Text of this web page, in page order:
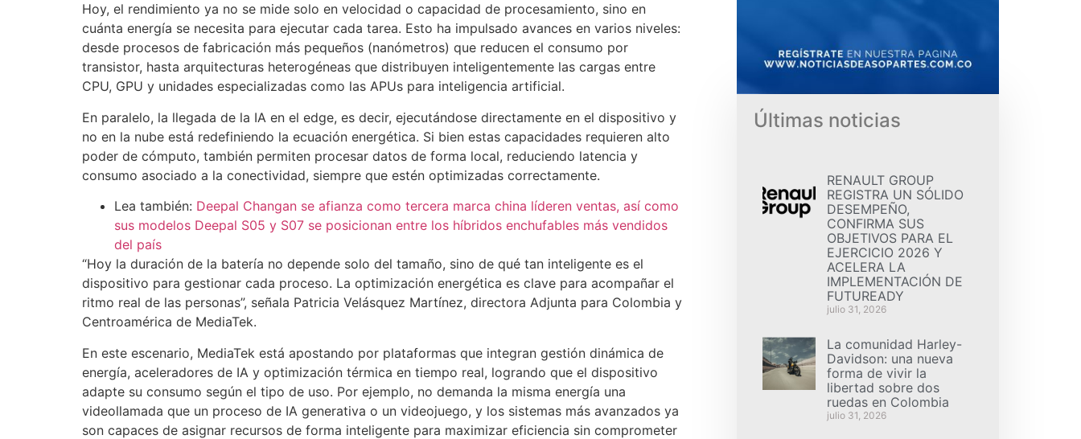
Hoy, el rendimiento ya no se mide solo en velocidad o capacidad de procesamiento, sino en
cuánta energía se necesita para ejecutar cada tarea. Esto ha impulsado avances en varios niveles:
desde procesos de fabricación más pequeños (nanómetros) que reducen el consumo por
transistor, hasta arquitecturas heterogéneas que distribuyen inteligentemente las cargas entre
CPU, GPU y unidades especializadas como las APUs para inteligencia artificial.
En paralelo, la llegada de la IA en el edge, es decir, ejecutándose directamente en el dispositivo y
no en la nube está redefiniendo la ecuación energética. Si bien estas capacidades requieren alto
poder de cómputo, también permiten procesar datos de forma local, reduciendo latencia y
consumo asociado a la conectividad, siempre que estén optimizadas correctamente.
Lea también: Deepal Changan se afianza como tercera marca china líderen ventas, así como
sus modelos Deepal S05 y S07 se posicionan entre los híbridos enchufables más vendidos
del país
“Hoy la duración de la batería no depende solo del tamaño, sino de qué tan inteligente es el
dispositivo para gestionar cada proceso. La optimización energética es clave para acompañar el
ritmo real de las personas”, señala Patricia Velásquez Martínez, directora Adjunta para Colombia y
Centroamérica de MediaTek.
En este escenario, MediaTek está apostando por plataformas que integran gestión dinámica de
energía, aceleradores de IA y optimización térmica en tiempo real, logrando que el dispositivo
adapte su consumo según el tipo de uso. Por ejemplo, no demanda la misma energía una
videollamada que un proceso de IA generativa o un videojuego, y los sistemas más avanzados ya
son capaces de asignar recursos de forma inteligente para maximizar eficiencia sin comprometer
Últimas noticias
RENAULT GROUP
REGISTRA UN SÓLIDO
DESEMPEÑO,
CONFIRMA SUS
OBJETIVOS PARA EL
EJERCICIO 2026 Y
ACELERA LA
IMPLEMENTACIÓN DE
FUTUREADY
julio 31, 2026
La comunidad Harley-
Davidson: una nueva
forma de vivir la
libertad sobre dos
ruedas en Colombia
julio 31, 2026